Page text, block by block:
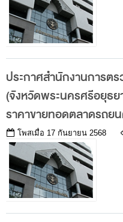
คำถามที่พบบ่อย
ดาวน์โหลดเอกสาร
คำวินิจฉัยความผิดวินัยการเงิ
ดาวน์โหลด
ประกาศสำนักงานการต
(จังหวัดพระนครศรีอยุธย
ราคาขายทอดตลาดรถย
โพสเมื่อ 17 กันยายน 2568